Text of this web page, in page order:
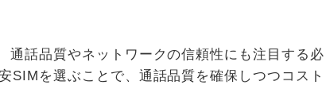
話品質やネットワークの信頼性にも注目する必
SIMを選ぶことで、通話品質を確保しつつコスト